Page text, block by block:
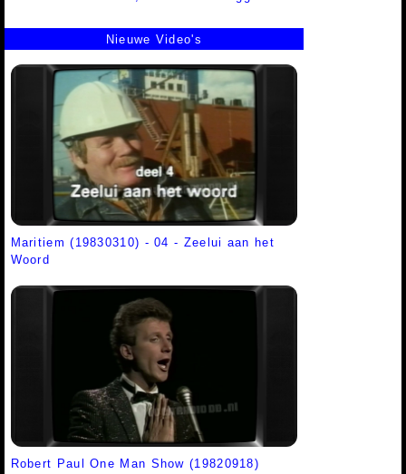
Nieuwe Video's
Maritiem (19830310) - 04 - Zeelui aan het
Woord
Robert Paul One Man Show (19820918)